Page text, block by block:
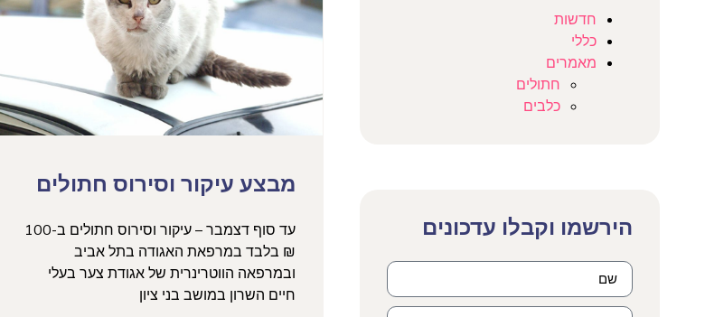
חדשות
כללי
מאמרים
חתולים
כלבים
הירשמו וקבלו עדכונים​
מבצע עיקור וסירוס חתולים
עד סוף דצמבר – עיקור וסירוס חתולים ב-100
₪ בלבד במרפאת האגודה בתל אביב
ובמרפאה הווטרינרית של אגודת צער בעלי
חיים השרון במושב בני ציון